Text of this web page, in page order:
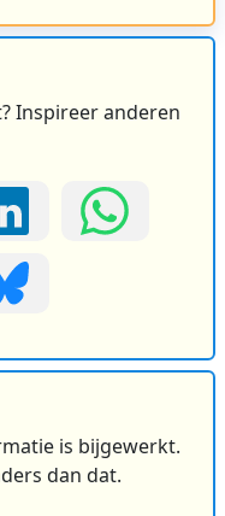
Inspireer anderen
is bijgewerkt.
dan dat.